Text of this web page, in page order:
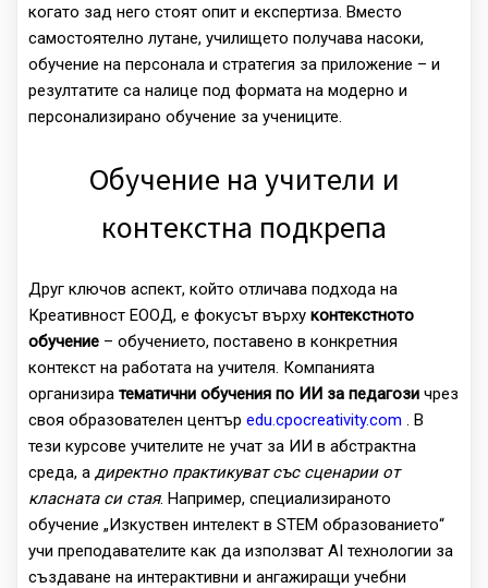
когато зад него стоят опит и експертиза. Вместо
самостоятелно лутане, училището получава насоки,
обучение на персонала и стратегия за приложение – и
резултатите са налице под формата на модерно и
персонализирано обучение за учениците.
Обучение на учители и
контекстна подкрепа
Друг ключов аспект, който отличава подхода на
Креативност ЕООД, е фокусът върху контекстното
обучение – обучението, поставено в конкретния
контекст на работата на учителя. Компанията
организира тематични обучения по ИИ за педагози чрез
своя образователен център edu.cpocreativity.com . В
тези курсове учителите не учат за ИИ в абстрактна
среда, а директно практикуват със сценарии от
класната си стая. Например, специализираното
обучение „Изкуствен интелект в STEM образованието“
учи преподавателите как да използват AI технологии за
създаване на интерактивни и ангажиращи учебни